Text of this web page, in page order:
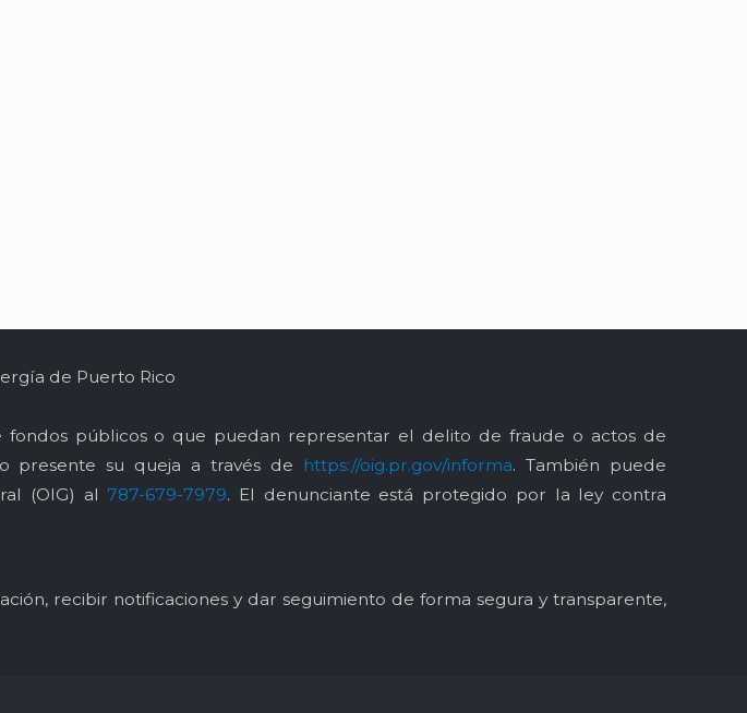
de Puerto Rico
públicos o que puedan representar el delito de fraude o actos de
presente su queja a través de https://oig.pr.gov/informa. También puede
(OIG) al 787-679-7979. El denunciante está protegido por la ley contra
recibir notificaciones y dar seguimiento de forma segura y transparente,